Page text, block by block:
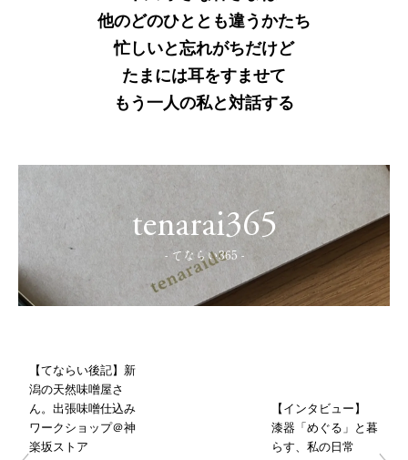
他のどのひととも違うかたち
忙しいと忘れがちだけど
たまには耳をすませて
もう一人の私と対話する
tenarai365
- てならい365 -
【てならい後記】新
潟の天然味噌屋さ
ん。出張味噌仕込み
ワークショップ＠神
楽坂ストア
【インタビュー】
漆器「めぐる」と暮
らす、私の日常